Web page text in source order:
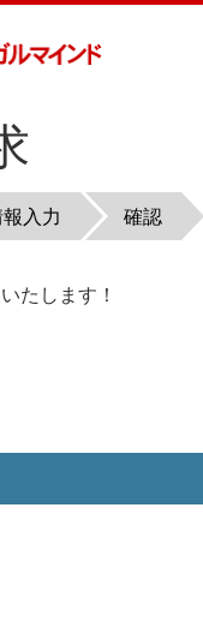
入力 確認
たします！